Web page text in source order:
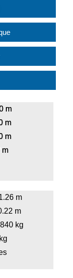
m
m
m
m
m
m
kg